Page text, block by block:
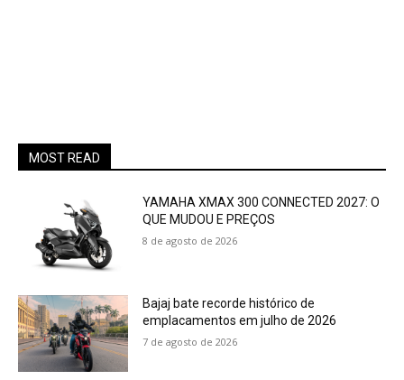
MOST READ
YAMAHA XMAX 300 CONNECTED 2027: O
QUE MUDOU E PREÇOS
8 de agosto de 2026
Bajaj bate recorde histórico de
emplacamentos em julho de 2026
7 de agosto de 2026